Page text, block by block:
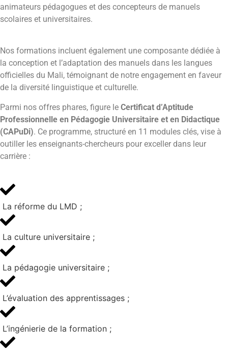
animateurs pédagogues et des concepteurs de manuels
scolaires et universitaires.
Nos formations incluent également une composante dédiée à
la conception et l’adaptation des manuels dans les langues
officielles du Mali, témoignant de notre engagement en faveur
de la diversité linguistique et culturelle.
Parmi nos offres phares, figure le Certificat d’Aptitude
Professionnelle en Pédagogie Universitaire et en Didactique
(CAPuDi). Ce programme, structuré en 11 modules clés, vise à
outiller les enseignants-chercheurs pour exceller dans leur
carrière :
La réforme du LMD ;
La culture universitaire ;
La pédagogie universitaire ;
L’évaluation des apprentissages ;
L’ingénierie de la formation ;